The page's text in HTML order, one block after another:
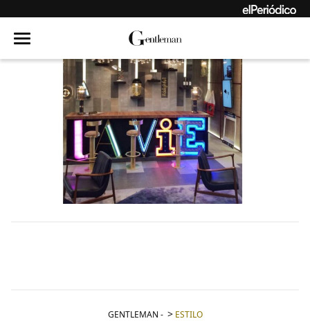
GENTLEMAN - ESTILO